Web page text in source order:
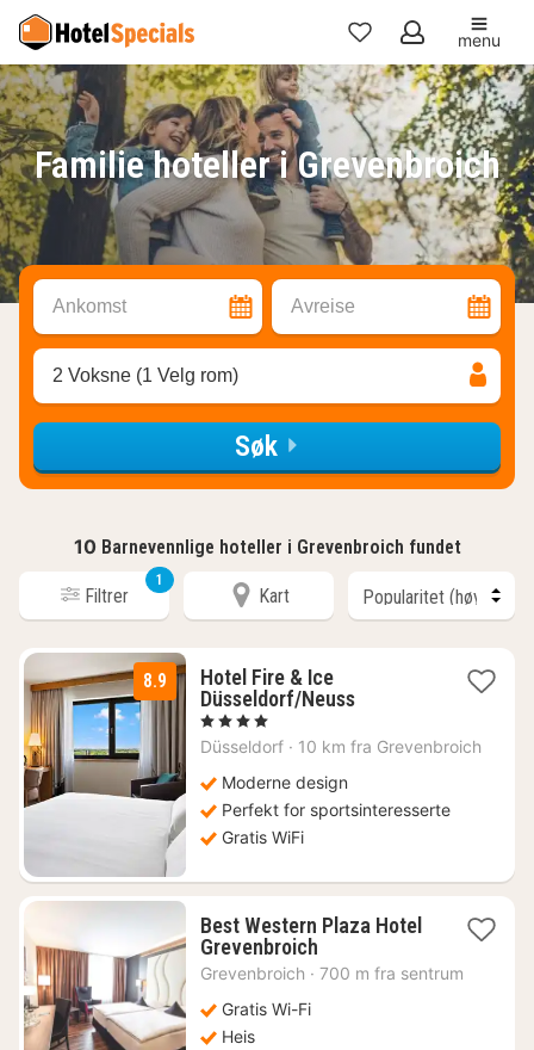
Mine
favoritter
menu
Familie hoteller i Grevenbroich
Ankomst Avreise
2 Voksne (1 Velg rom)
Søk
10 Barnevennlige hoteller i Grevenbroich fundet
Filtrer
1
Kart
8.9
Hotel Fire & Ice
Düsseldorf/Neuss2
fra
, 4 Stjerner
Düsseldorf · 10 km fra Grevenbroich
Moderne design
Perfekt for sportsinteresserte
Gratis WiFi
Best Western Plaza Hotel
Grevenbroich1
natt
Grevenbroich · 700 m fra sentrum
Gratis Wi-Fi
Heis